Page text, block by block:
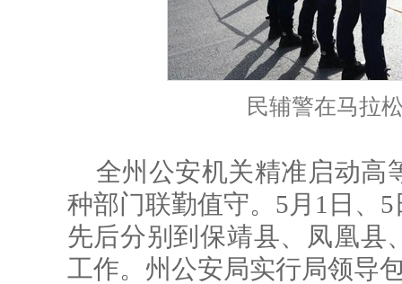
民辅警在马拉
全州公安机关精准启动高
种部门联勤值守。5月1日、
先后分别到保靖县、凤凰县
工作。州公安局实行局领导